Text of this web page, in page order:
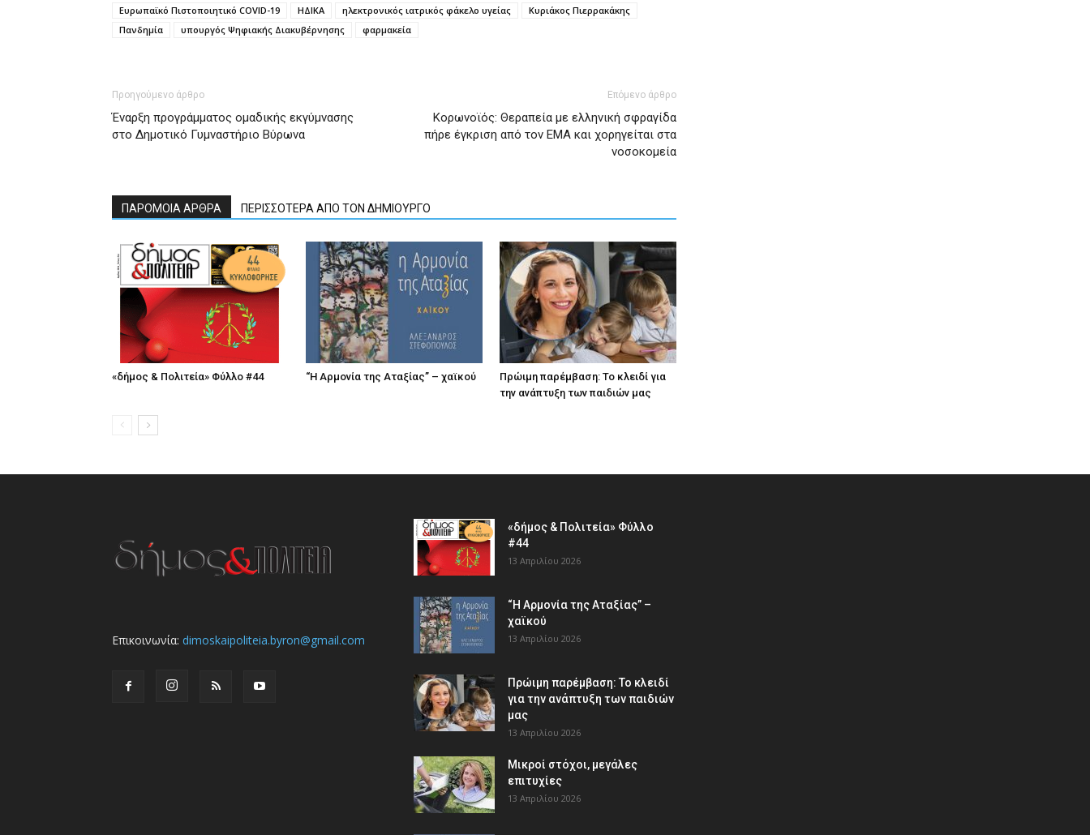
Ευρωπαϊκό Πιστοποιητικό COVID-19
ΗΔΙΚΑ ηλεκτρονικός ιατρικός φάκελο υγείας
Κυριάκος Πιερρακάκης
Πανδημία
υπουργός Ψηφιακής Διακυβέρνησης φαρμακεία
Προηγούμενο άρθρο
Έναρξη προγράμματος ομαδικής εκγύμνασης
στο Δημοτικό Γυμναστήριο Βύρωνα
Επόμενο άρθρο
Κορωνοϊός: Θεραπεία με ελληνική σφραγίδα
πήρε έγκριση από τον ΕΜΑ και χορηγείται στα
νοσοκομεία
ΠΑΡΟΜΟΙΑ ΑΡΘΡΑ ΠΕΡΙΣΣΟΤΕΡΑ ΑΠΟ ΤΟΝ ΔΗΜΙΟΥΡΓΟ
«δήμος & Πολιτεία» Φύλλο #44 “Η Αρμονία της Αταξίας” – χαϊκού
Πρώιμη παρέμβαση: Το κλειδί για
την ανάπτυξη των παιδιών µας
Επικοινωνία: dimoskaipoliteia.byron@gmail.com
«δήμος & Πολιτεία» Φύλλο
#44
13 Απριλίου 2026
“Η Αρμονία της Αταξίας” –
χαϊκού
13 Απριλίου 2026
Πρώιμη παρέμβαση: Το κλειδί
για την ανάπτυξη των παιδιών
µας
13 Απριλίου 2026
Μικροί στόχοι, μεγάλες
επιτυχίες
13 Απριλίου 2026